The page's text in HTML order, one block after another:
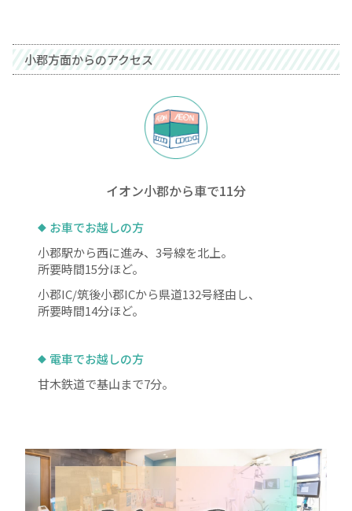
小郡方面からのアクセス
イオン小郡から車で11分
お車でお越しの方
小郡駅から西に進み、3号線を北上。
所要時間15分ほど。
小郡IC/筑後小郡ICから県道132号経由し、
所要時間14分ほど。
電車でお越しの方
甘木鉄道で基山まで7分。